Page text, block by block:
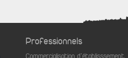
Professionnels
Commercialisation d'établisssement